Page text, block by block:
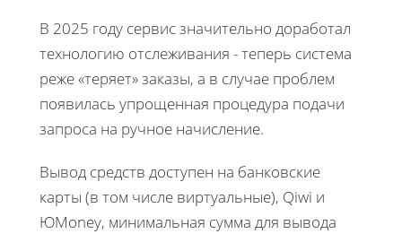
В 2025 году сервис значительно доработал
технологию отслеживания - теперь система
реже «теряет» заказы, а в случае проблем
появилась упрощенная процедура подачи
запроса на ручное начисление.
Вывод средств доступен на банковские
карты (в том числе виртуальные), Qiwi и
ЮMoney, минимальная сумма для вывода